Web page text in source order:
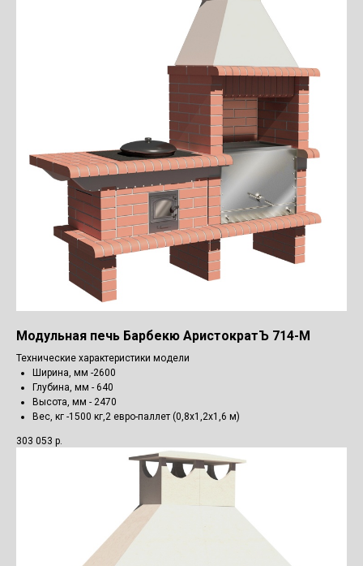
Модульная печь Барбекю АристократЪ 714-М
Технические характеристики модели
Ширина, мм -2600
Глубина, мм - 640
Высота, мм - 2470
Вес, кг -1500 кг,2 евро-паллет (0,8х1,2х1,6 м)
303 053 р.